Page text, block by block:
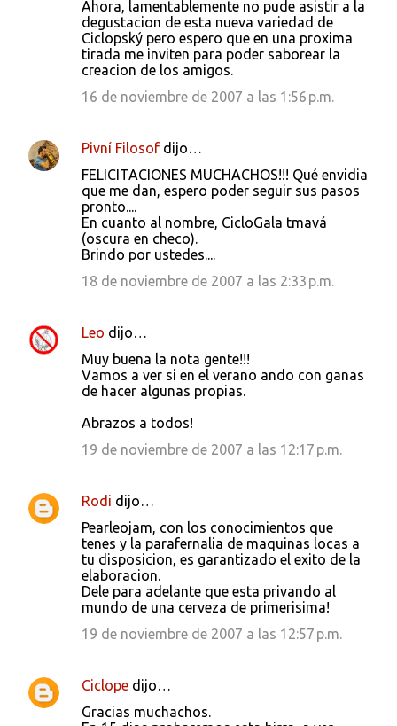
Ahora, lamentablemente no pude asistir a la
degustacion de esta nueva variedad de
Ciclopský pero espero que en una proxima
tirada me inviten para poder saborear la
creacion de los amigos.
16 de noviembre de 2007 a las 1:56 p.m.
Pivní Filosof dijo…
FELICITACIONES MUCHACHOS!!! Qué envidia
que me dan, espero poder seguir sus pasos
pronto....
En cuanto al nombre, CicloGala tmavá
(oscura en checo).
Brindo por ustedes....
18 de noviembre de 2007 a las 2:33 p.m.
Leo dijo…
Muy buena la nota gente!!!
Vamos a ver si en el verano ando con ganas
de hacer algunas propias.
Abrazos a todos!
19 de noviembre de 2007 a las 12:17 p.m.
Rodi dijo…
Pearleojam, con los conocimientos que
tenes y la parafernalia de maquinas locas a
tu disposicion, es garantizado el exito de la
elaboracion.
Dele para adelante que esta privando al
mundo de una cerveza de primerisima!
19 de noviembre de 2007 a las 12:57 p.m.
Ciclope dijo…
Gracias muchachos.